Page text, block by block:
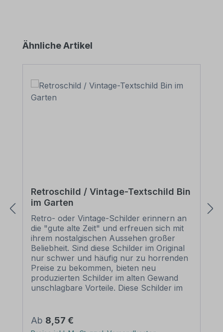
Produktgalerie überspringen
Ähnliche Artikel
Retroschild / Vintage-Textschild Bin
im Garten
Retro- oder Vintage-Schilder erinnern an
die "gute alte Zeit" und erfreuen sich mit
ihrem nostalgischen Aussehen großer
Beliebheit. Sind diese Schilder im Original
nur schwer und häufig nur zu horrenden
Preise zu bekommen, bieten neu
produzierten Schilder im alten Gewand
unschlagbare Vorteile. Diese Schilder im
Motiven oder nur Textinhalten, die je nach
Artikel individuallisiert werden können. Die
Regulärer Preis:
Ab 8,57 €